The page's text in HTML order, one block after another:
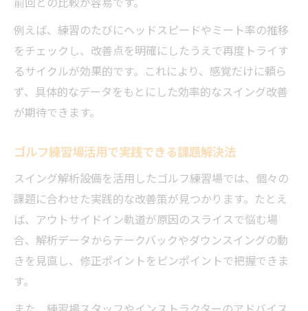
例えば、練習のたびにヘッドスピードやミート率の推移
をチェックし、改善点を明確にしたうえで再度トライす
るサイクルが効果的です。これにより、感覚だけに頼ら
ず、具体的なデータをもとにした効率的なスイング改善
が期待できます。
ゴルフ練習場活用で実践できる課題解決法
スイング解析設備を活用したゴルフ練習場では、個々の
課題に合わせた実践的な改善策が見つかります。たとえ
ば、アウトサイドイン軌道が原因のスライスで悩む場
合、解析データからテークバックやダウンスイングの動
きを見直し、修正ポイントをピンポイントで把握できま
す。